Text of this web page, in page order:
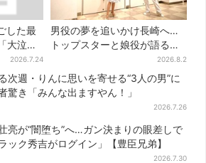
した最
大泣き
2026.7.24
男役の夢を追いかけ長崎へ…
トップスターと娘役が語る
「ハウステンボス歌劇団」と
は？大阪で初公演開催
2026.8.2
次週・りんに思いを寄せる“3人の男”に
驚き「みんな出ますやん！」
2026.7.26
亮が“闇堕ち”へ…ガン決まりの眼差しで
ラック秀吉がログイン」【豊臣兄弟】
2026.7.30